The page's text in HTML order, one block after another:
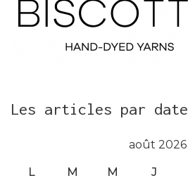
Les articles par date
août 2026
L M M J